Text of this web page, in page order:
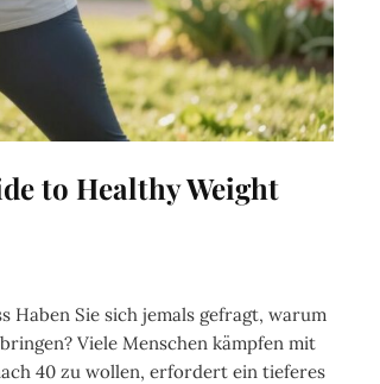
to Healthy Weight
Haben Sie sich jemals gefragt, warum
Viele Menschen kämpfen mit
40 zu wollen, erfordert ein tieferes